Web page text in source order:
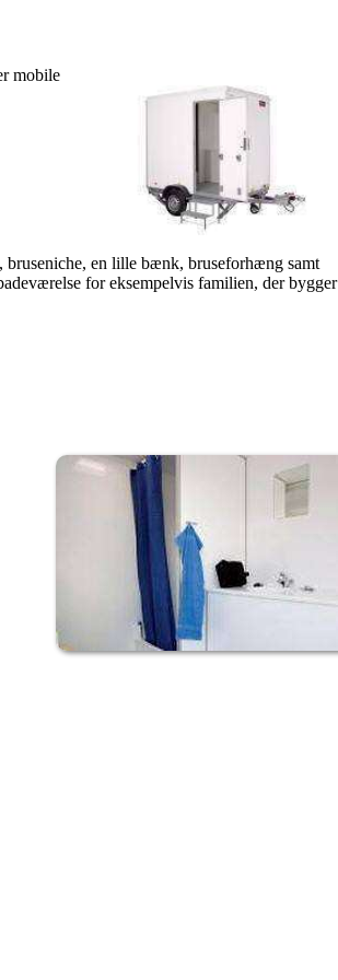
mobile
bruseniche, en lille bænk, bruseforhæng samt
for eksempelvis familien, der bygger